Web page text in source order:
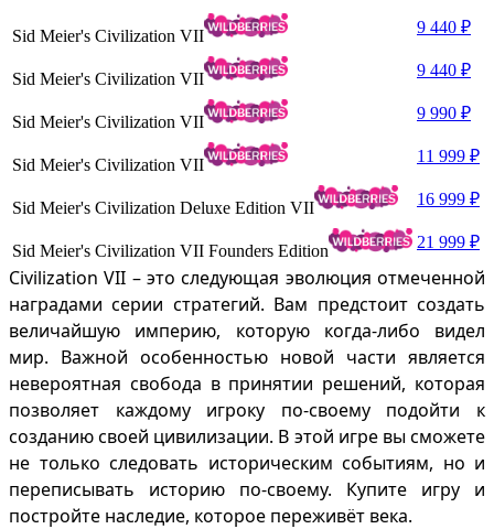
Sid Meier's Civilization VII 9 440 ₽
Sid Meier's Civilization VII 9 440 ₽
Sid Meier's Civilization VII 9 990 ₽
Sid Meier's Civilization VII 11 999 ₽
Sid Meier's Civilization Deluxe Edition VII 16 999 ₽
Sid Meier's Civilization VII Founders Edition 21 999 ₽
Civilization VII – это следующая эволюция отмеченной
наградами серии стратегий. Вам предстоит создать
величайшую империю, которую когда-либо видел
мир. Важной особенностью новой части является
невероятная свобода в принятии решений, которая
позволяет каждому игроку по-своему подойти к
созданию своей цивилизации. В этой игре вы сможете
не только следовать историческим событиям, но и
переписывать историю по-своему. Купите игру и
постройте наследие, которое переживёт века.